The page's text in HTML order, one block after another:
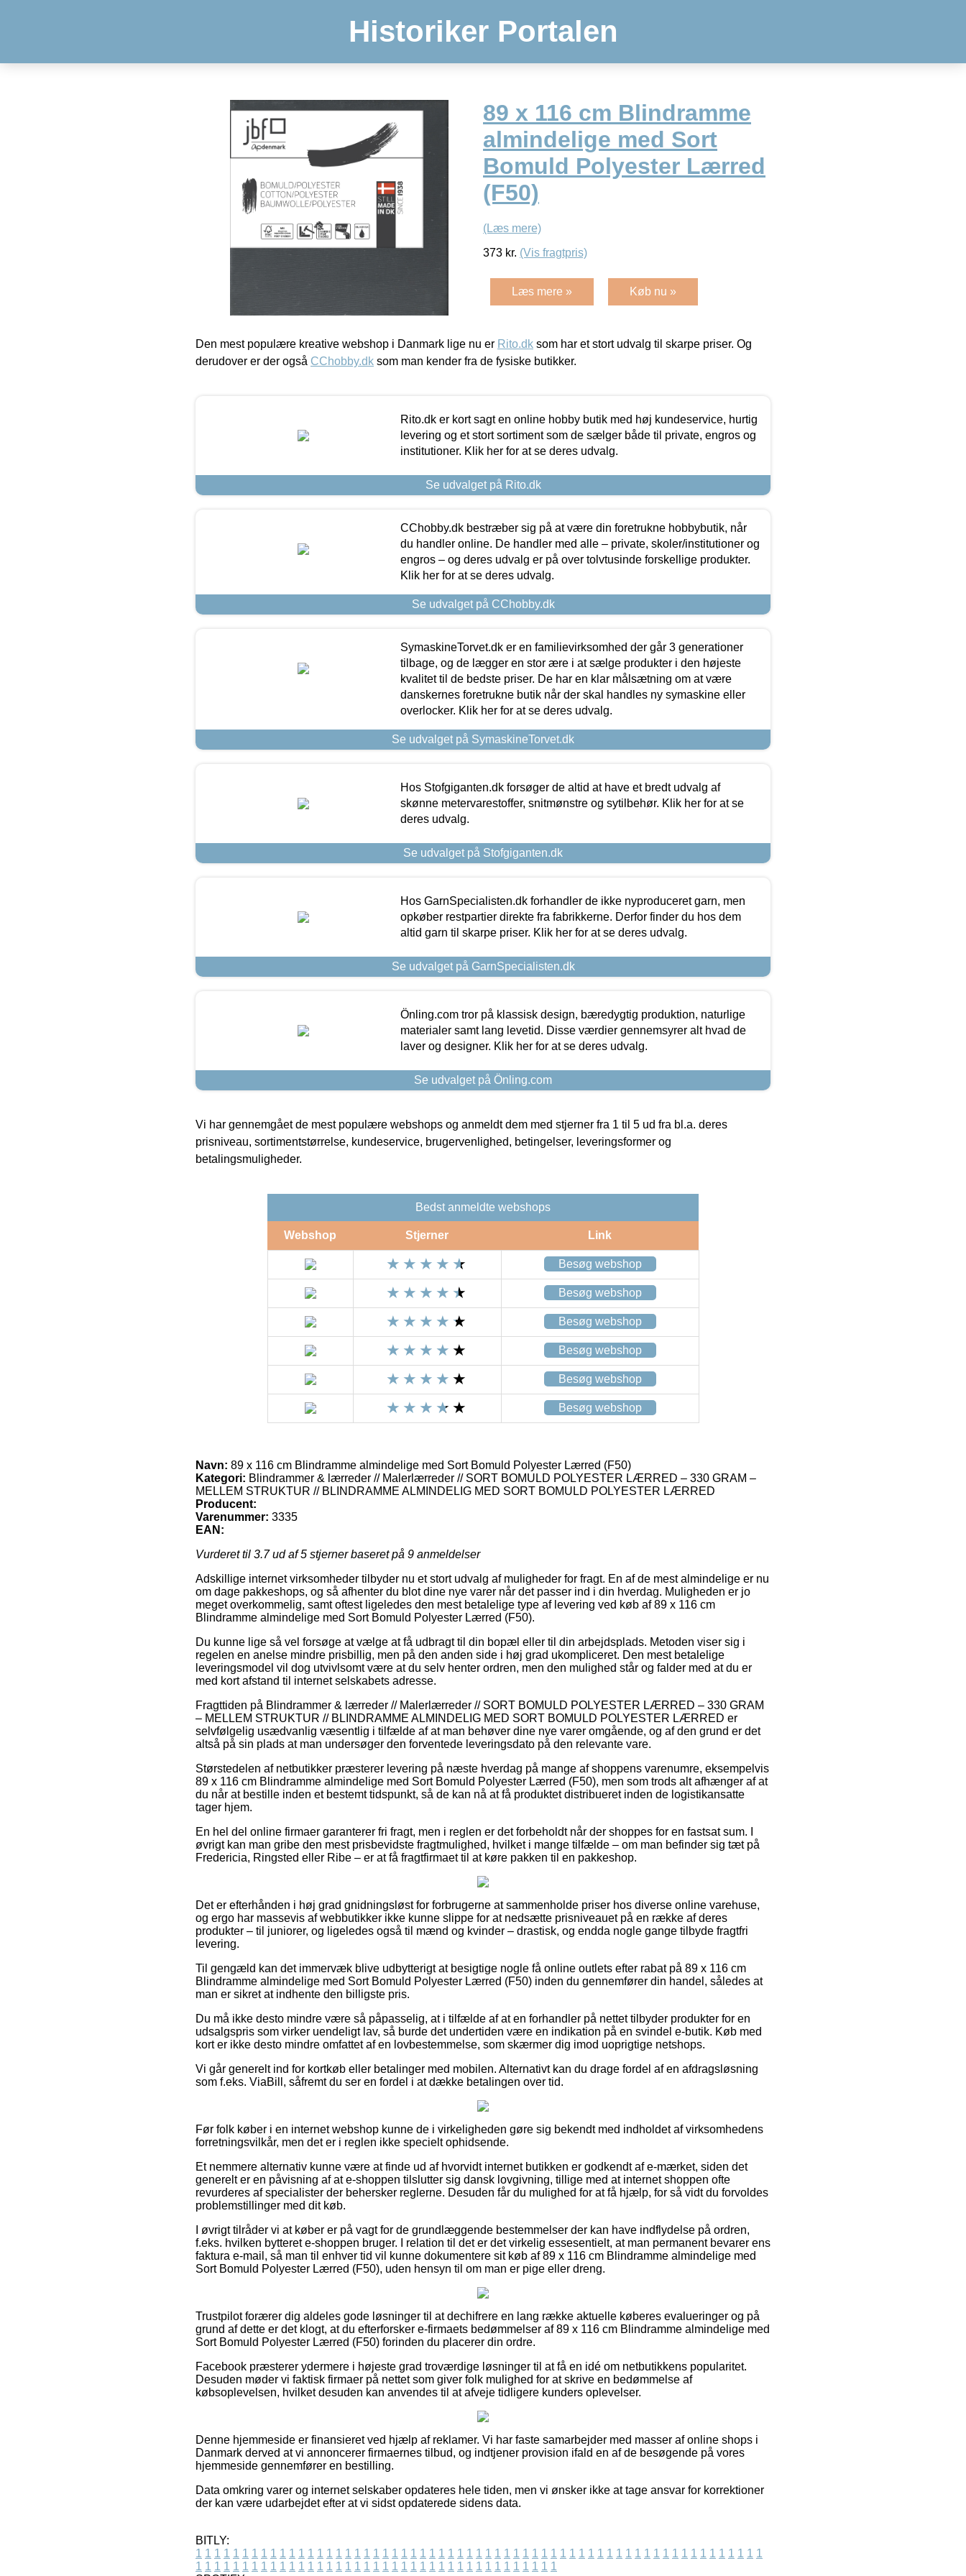
Historiker Portalen
89 x 116 cm Blindramme
almindelige med Sort
Bomuld Polyester Lærred
(F50)
(Læs mere)
373 kr. (Vis fragtpris)
Læs mere » Køb nu »
Den mest populære kreative webshop i Danmark lige nu er Rito.dk som har et stort udvalg til skarpe priser. Og
derudover er der også CChobby.dk som man kender fra de fysiske butikker.
Rito.dk er kort sagt en online hobby butik med høj kundeservice, hurtig
levering og et stort sortiment som de sælger både til private, engros og
institutioner. Klik her for at se deres udvalg.
Se udvalget på Rito.dk
CChobby.dk bestræber sig på at være din foretrukne hobbybutik, når
du handler online. De handler med alle – private, skoler/institutioner og
engros – og deres udvalg er på over tolvtusinde forskellige produkter.
Klik her for at se deres udvalg.
Se udvalget på CChobby.dk
SymaskineTorvet.dk er en familievirksomhed der går 3 generationer
tilbage, og de lægger en stor ære i at sælge produkter i den højeste
kvalitet til de bedste priser. De har en klar målsætning om at være
danskernes foretrukne butik når der skal handles ny symaskine eller
overlocker. Klik her for at se deres udvalg.
Se udvalget på SymaskineTorvet.dk
Hos Stofgiganten.dk forsøger de altid at have et bredt udvalg af
skønne metervarestoffer, snitmønstre og sytilbehør. Klik her for at se
deres udvalg.
Se udvalget på Stofgiganten.dk
Hos GarnSpecialisten.dk forhandler de ikke nyproduceret garn, men
opkøber restpartier direkte fra fabrikkerne. Derfor finder du hos dem
altid garn til skarpe priser. Klik her for at se deres udvalg.
Se udvalget på GarnSpecialisten.dk
Önling.com tror på klassisk design, bæredygtig produktion, naturlige
materialer samt lang levetid. Disse værdier gennemsyrer alt hvad de
laver og designer. Klik her for at se deres udvalg.
Se udvalget på Önling.com
Vi har gennemgået de mest populære webshops og anmeldt dem med stjerner fra 1 til 5 ud fra bl.a. deres
prisniveau, sortimentstørrelse, kundeservice, brugervenlighed, betingelser, leveringsformer og
betalingsmuligheder.
Bedst anmeldte webshops
Webshop Stjerner Link
Besøg webshop
Besøg webshop
Besøg webshop
Besøg webshop
Besøg webshop
Besøg webshop
Navn: 89 x 116 cm Blindramme almindelige med Sort Bomuld Polyester Lærred (F50)
Kategori: Blindrammer & lærreder // Malerlærreder // SORT BOMULD POLYESTER LÆRRED – 330 GRAM –
MELLEM STRUKTUR // BLINDRAMME ALMINDELIG MED SORT BOMULD POLYESTER LÆRRED
Producent:
Varenummer: 3335
EAN:
Vurderet til 3.7ud af 5 stjerner baseret på 9 anmeldelser
Adskillige internet virksomheder tilbyder nu et stort udvalg af muligheder for fragt. En af de mest almindelige er nu
om dage pakkeshops, og så afhenter du blot dine nye varer når det passer ind i din hverdag. Muligheden er jo
meget overkommelig, samt oftest ligeledes den mest betalelige type af levering ved køb af 89 x 116 cm
Blindramme almindelige med Sort Bomuld Polyester Lærred (F50).
Du kunne lige så vel forsøge at vælge at få udbragt til din bopæl eller til din arbejdsplads. Metoden viser sig i
regelen en anelse mindre prisbillig, men på den anden side i høj grad ukompliceret. Den mest betalelige
leveringsmodel vil dog utvivlsomt være at du selv henter ordren, men den mulighed står og falder med at du er
med kort afstand til internet selskabets adresse.
Fragttiden på Blindrammer & lærreder // Malerlærreder // SORT BOMULD POLYESTER LÆRRED – 330 GRAM
– MELLEM STRUKTUR // BLINDRAMME ALMINDELIG MED SORT BOMULD POLYESTER LÆRRED er
selvfølgelig usædvanlig væsentlig i tilfælde af at man behøver dine nye varer omgående, og af den grund er det
altså på sin plads at man undersøger den forventede leveringsdato på den relevante vare.
Størstedelen af netbutikker præsterer levering på næste hverdag på mange af shoppens varenumre, eksempelvis
89 x 116 cm Blindramme almindelige med Sort Bomuld Polyester Lærred (F50), men som trods alt afhænger af at
du når at bestille inden et bestemt tidspunkt, så de kan nå at få produktet distribueret inden de logistikansatte
tager hjem.
En hel del online firmaer garanterer fri fragt, men i reglen er det forbeholdt når der shoppes for en fastsat sum. I
øvrigt kan man gribe den mest prisbevidste fragtmulighed, hvilket i mange tilfælde – om man befinder sig tæt på
Fredericia, Ringsted eller Ribe – er at få fragtfirmaet til at køre pakken til en pakkeshop.
Det er efterhånden i høj grad gnidningsløst for forbrugerne at sammenholde priser hos diverse online varehuse,
og ergo har massevis af webbutikker ikke kunne slippe for at nedsætte prisniveauet på en række af deres
produkter – til juniorer, og ligeledes også til mænd og kvinder – drastisk, og endda nogle gange tilbyde fragtfri
levering.
Til gengæld kan det immervæk blive udbytterigt at besigtige nogle få online outlets efter rabat på 89 x 116 cm
Blindramme almindelige med Sort Bomuld Polyester Lærred (F50) inden du gennemfører din handel, således at
man er sikret at indhente den billigste pris.
Du må ikke desto mindre være så påpasselig, at i tilfælde af at en forhandler på nettet tilbyder produkter for en
udsalgspris som virker uendeligt lav, så burde det undertiden være en indikation på en svindel e-butik. Køb med
kort er ikke desto mindre omfattet af en lovbestemmelse, som skærmer dig imod uoprigtige netshops.
Vi går generelt ind for kortkøb eller betalinger med mobilen. Alternativt kan du drage fordel af en afdragsløsning
som f.eks. ViaBill, såfremt du ser en fordel i at dække betalingen over tid.
Før folk køber i en internet webshop kunne de i virkeligheden gøre sig bekendt med indholdet af virksomhedens
forretningsvilkår, men det er i reglen ikke specielt ophidsende.
Et nemmere alternativ kunne være at finde ud af hvorvidt internet butikken er godkendt af e-mærket, siden det
generelt er en påvisning af at e-shoppen tilslutter sig dansk lovgivning, tillige med at internet shoppen ofte
revurderes af specialister der behersker reglerne. Desuden får du mulighed for at få hjælp, for så vidt du forvoldes
problemstillinger med dit køb.
I øvrigt tilråder vi at køber er på vagt for de grundlæggende bestemmelser der kan have indflydelse på ordren,
f.eks. hvilken bytteret e-shoppen bruger. I relation til det er det virkelig essesentielt, at man permanent bevarer ens
faktura e-mail, så man til enhver tid vil kunne dokumentere sit køb af 89 x 116 cm Blindramme almindelige med
Sort Bomuld Polyester Lærred (F50), uden hensyn til om man er pige eller dreng.
Trustpilot forærer dig aldeles gode løsninger til at dechifrere en lang række aktuelle køberes evalueringer og på
grund af dette er det klogt, at du efterforsker e-firmaets bedømmelser af 89 x 116 cm Blindramme almindelige med
Sort Bomuld Polyester Lærred (F50) forinden du placerer din ordre.
Facebook præsterer ydermere i højeste grad troværdige løsninger til at få en idé om netbutikkens popularitet.
Desuden møder vi faktisk firmaer på nettet som giver folk mulighed for at skrive en bedømmelse af
købsoplevelsen, hvilket desuden kan anvendes til at afveje tidligere kunders oplevelser.
Denne hjemmeside er finansieret ved hjælp af reklamer. Vi har faste samarbejder med masser af online shops i
Danmark derved at vi annoncerer firmaernes tilbud, og indtjener provision ifald en af de besøgende på vores
hjemmeside gennemfører en bestilling.
Data omkring varer og internet selskaber opdateres hele tiden, men vi ønsker ikke at tage ansvar for korrektioner
der kan være udarbejdet efter at vi sidst opdaterede sidens data.
BITLY:
1 1 1 1 1 1 1 1 1 1 1 1 1 1 1 1 1 1 1 1 1 1 1 1 1 1 1 1 1 1 1 1 1 1 1 1 1 1 1 1 1 1 1 1 1 1 1 1 1 1 1 1 1 1 1 1 1 1 1 1 1
1 1 1 1 1 1 1 1 1 1 1 1 1 1 1 1 1 1 1 1 1 1 1 1 1 1 1 1 1 1 1 1 1 1 1 1 1 1 1